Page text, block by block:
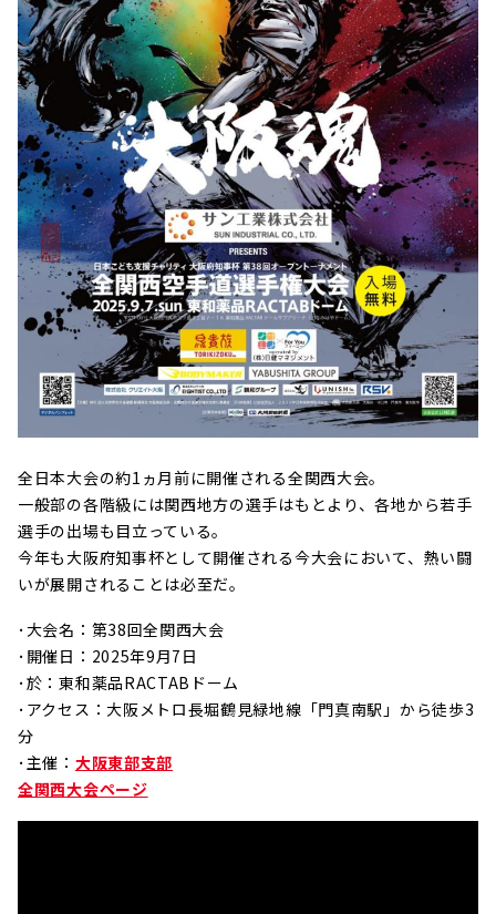
全日本大会の約1ヵ月前に開催される全関西大会。
一般部の各階級には関西地方の選手はもとより、各地から若手
選手の出場も目立っている。
今年も大阪府知事杯として開催される今大会において、熱い闘
いが展開されることは必至だ。
･大会名：第38回全関西大会
･開催日：2025年9月7日
･於：東和薬品RACTABドーム
･アクセス：大阪メトロ長堀鶴見緑地線「門真南駅」から徒歩3
分
･主催： 大阪東部支部
全関西大会ページ